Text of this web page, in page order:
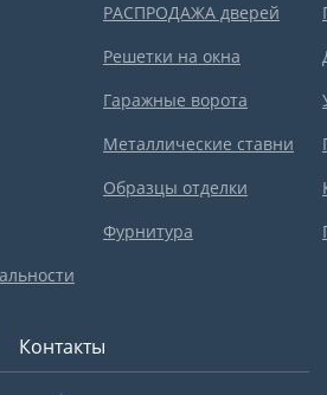
РАСПРОДАЖА дверей
Решетки на окна
Гаражные ворота
Металлические ставни
Образцы отделки
Фурнитура
Контакты